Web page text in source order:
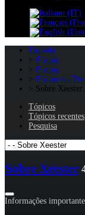
Entrada
Fórum
Forum
Fórum em
Sobre Xeester
Tópicos
Tópicos recentes
Pesquisa
Sobre Xeester
Informações